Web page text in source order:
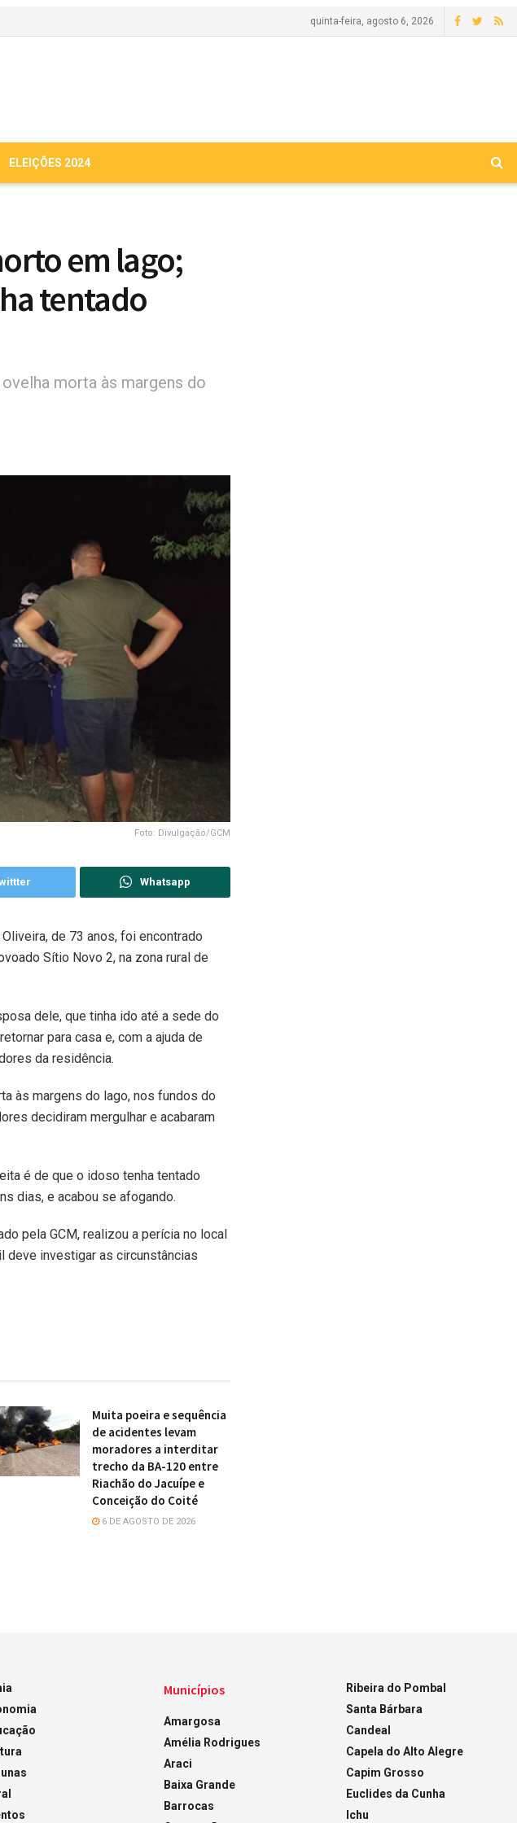
quinta-feira, agosto 6, 2026
ELEIÇÕES 2024
em lago;
tentado
morta às margens do
Foto: Divulgação/GCM
Whatsapp
de 73 anos, foi encontrado
Sítio Novo 2, na zona rural de
dele, que tinha ido até a sede do
para casa e, com a ajuda de
da residência.
às margens do lago, nos fundos do
decidiram mergulhar e acabaram
é de que o idoso tenha tentado
dias, e acabou se afogando.
pela GCM, realizou a perícia no local
deve investigar as circunstâncias
Muita poeira e sequência
de acidentes levam
moradores a interditar
trecho da BA-120 entre
Riachão do Jacuípe e
Conceição do Coité
6 DE AGOSTO DE 2026
Municípios
Amargosa
Amélia Rodrigues
Araci
Baixa Grande
Barrocas
Ribeira do Pombal
Santa Bárbara
Candeal
Capela do Alto Alegre
Capim Grosso
Euclides da Cunha
Ichu